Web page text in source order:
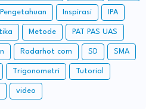
Pengetahuan Inspirasi IPA
Metode PAT PAS UAS
Radarhot com SD SMA
Trigonometri Tutorial
video